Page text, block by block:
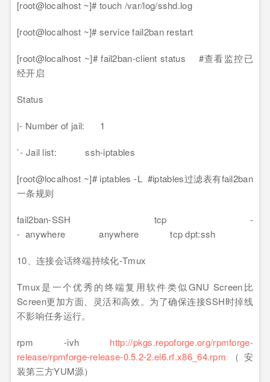
[root@localhost ~]# touch /var/log/sshd.log
[root@localhost ~]# service fail2ban restart
[root@localhost ~]# fail2ban-client status #查看监控已
经开启
Status
|- Number of jail: 1
`- Jail list: ssh-iptables
[root@localhost ~]# iptables -L #iptables过滤表有fail2ban
一条规则
fail2ban-SSH tcp -
- anywhere anywhere tcp dpt:ssh
10、连接会话终端持续化-Tmux
Tmux是一个优秀的终端复用软件类似GNU Screen比
Screen更加方面、灵活和高效。为了确保连接SSH时掉线
不影响任务运行。
rpm -ivh http://pkgs.repoforge.org/rpmforge-
release/rpmforge-release-0.5.2-2.el6.rf.x86_64.rpm （安
装第三方YUM源）